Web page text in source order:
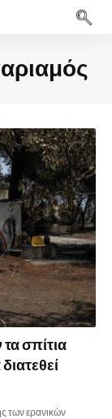
σπίτια
των ερανικών